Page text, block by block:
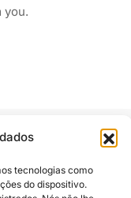
tecnologias como
do dispositivo.
you.